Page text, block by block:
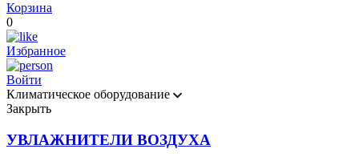
Корзина
0
Избранное
Войти
Климатическое оборудование
Закрыть
УВЛАЖНИТЕЛИ ВОЗДУХА